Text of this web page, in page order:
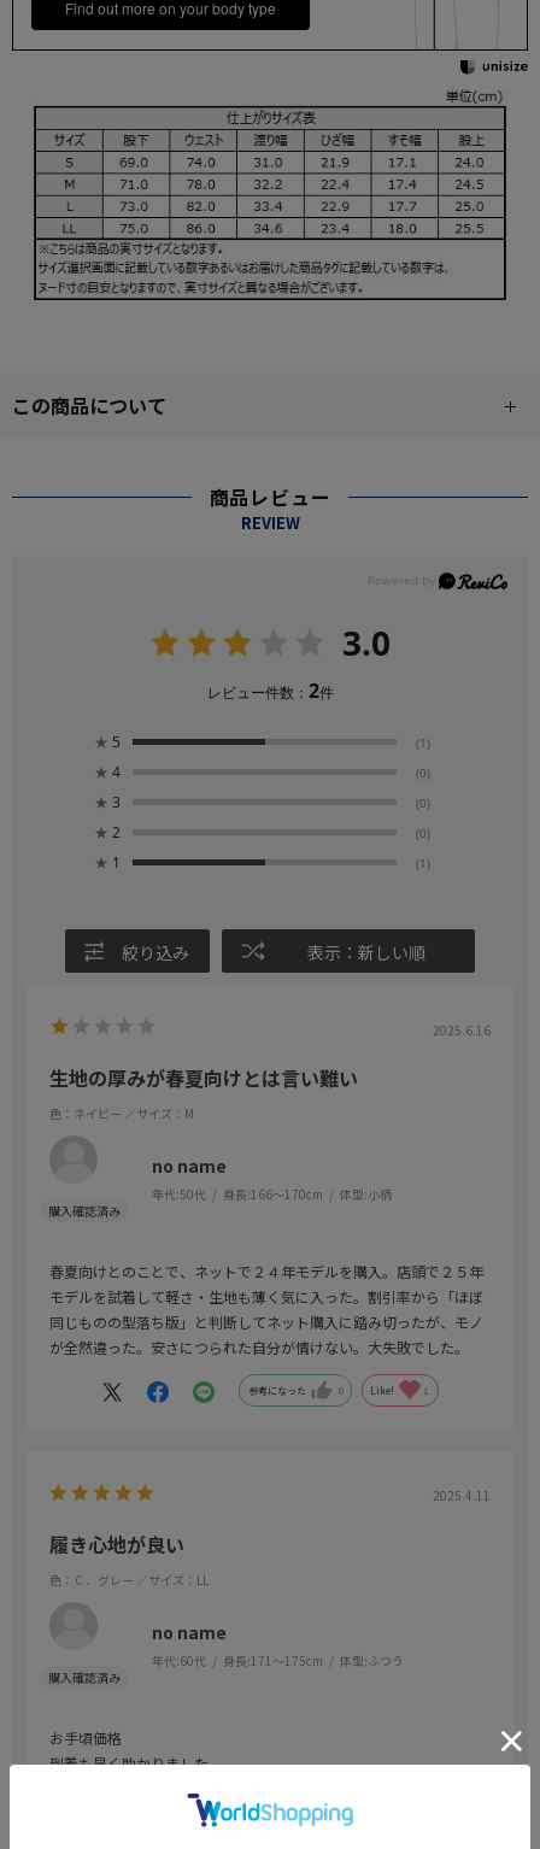
Find out more on your body type
この商品について
商品レビュー
REVIEW
3.0
レビュー件数： 2件
★ 5 (1)
★ 4 (0)
★ 3 (0)
★ 2 (0)
★ 1 (1)
絞り込み 表示：新しい順
2025.6.16
生地の厚みが春夏向けとは言い難い
色：ネイビー ／サイズ：M
no name
年代:50代 身長:166～170cm 体型:小柄
春夏向けとのことで、ネットで２４年モデルを購入。店頭で２５年
モデルを試着して軽さ・生地も薄く気に入った。割引率から「ほぼ
同じものの型落ち版」と判断してネット購入に踏み切ったが、モノ
が全然違った。安さにつられた自分が情けない。大失敗でした。
参考になった 0 Like! 1
2025.4.11
履き心地が良い
色：Ｃ．グレー ／サイズ：LL
no name
年代:60代 身長:171～175cm 体型:ふつう
お手頃価格
到着も早く助かりました
参考になった 0